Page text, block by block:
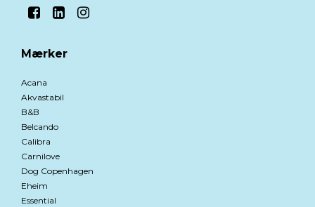
Mærker
Acana
Akvastabil
B&B
Belcando
Calibra
Carnilove
Dog Copenhagen
Eheim
Essential